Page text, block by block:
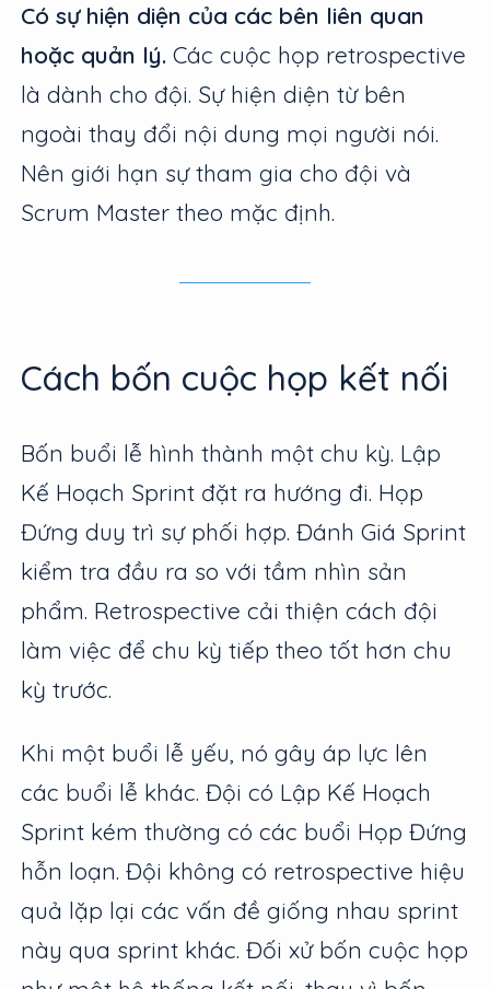
Có sự hiện diện của các bên liên quan
hoặc quản lý. Các cuộc họp retrospective
là dành cho đội. Sự hiện diện từ bên
ngoài thay đổi nội dung mọi người nói.
Nên giới hạn sự tham gia cho đội và
Scrum Master theo mặc định.
Cách bốn cuộc họp kết nối
Bốn buổi lễ hình thành một chu kỳ. Lập
Kế Hoạch Sprint đặt ra hướng đi. Họp
Đứng duy trì sự phối hợp. Đánh Giá Sprint
kiểm tra đầu ra so với tầm nhìn sản
phẩm. Retrospective cải thiện cách đội
làm việc để chu kỳ tiếp theo tốt hơn chu
kỳ trước.
Khi một buổi lễ yếu, nó gây áp lực lên
các buổi lễ khác. Đội có Lập Kế Hoạch
Sprint kém thường có các buổi Họp Đứng
hỗn loạn. Đội không có retrospective hiệu
quả lặp lại các vấn đề giống nhau sprint
này qua sprint khác. Đối xử bốn cuộc họp